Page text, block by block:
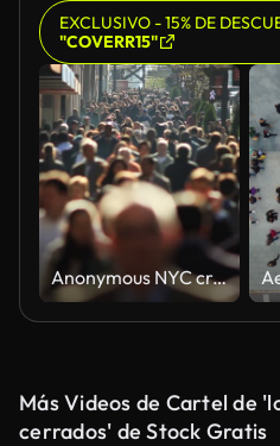
EXCLUSIVO - 15% DE
"COVERR15"
Anonymous NYC crowd in slow motion
Más Videos de Cartel de
cerrados' de Stock Gratis